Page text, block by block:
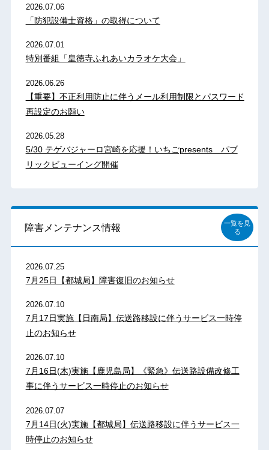
2026.07.06
「防犯設備士資格」の取得について
2026.07.01
特別番組「皇徳寺ふれあいカラオケ大会」
2026.06.26
【重要】不正利用防止に伴うメール利用制限とパスワード
再設定のお願い
2026.05.28
5/30 テゲバジャーロ宮崎を応援！いちごpresents パブ
リックビューイング開催
障害メンテナンス情報
一覧を見
る
2026.07.25
7月25日【都城局】障害復旧のお知らせ
2026.07.10
7月17日実施【日南局】伝送路移設に伴うサービス一時停
止のお知らせ
2026.07.10
7月16日(木)実施【鹿児島局】《緊急》伝送路設備改修工
事に伴うサービス一時停止のお知らせ
2026.07.07
7月14日(火)実施【都城局】伝送路移設に伴うサービス一
時停止のお知らせ